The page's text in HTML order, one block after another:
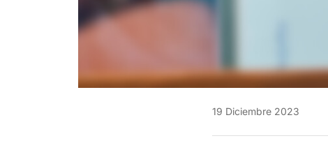
19 Diciembre 2023